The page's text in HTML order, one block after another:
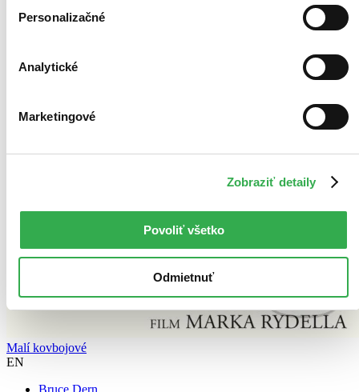
Personalizačné
Analytické
Marketingové
Zobraziť detaily
Povoliť všetko
Odmietnuť
Malí kovbojové
EN